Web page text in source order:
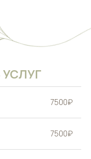
7500₽
7500₽